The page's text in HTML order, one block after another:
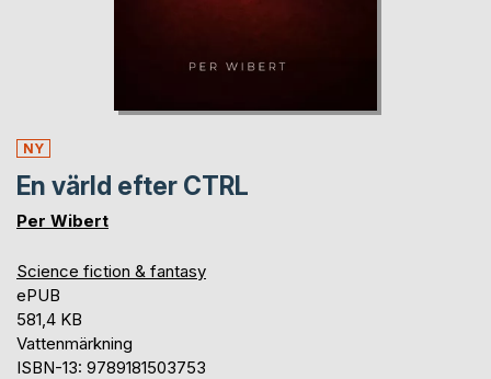
NY
En värld efter CTRL
Per Wibert
Science fiction & fantasy
ePUB
581,4 KB
Vattenmärkning
ISBN-13: 9789181503753